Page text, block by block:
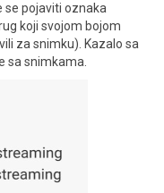
se pojaviti oznaka
koji svojom bojom
za snimku). Kazalo sa
sa snimkama.